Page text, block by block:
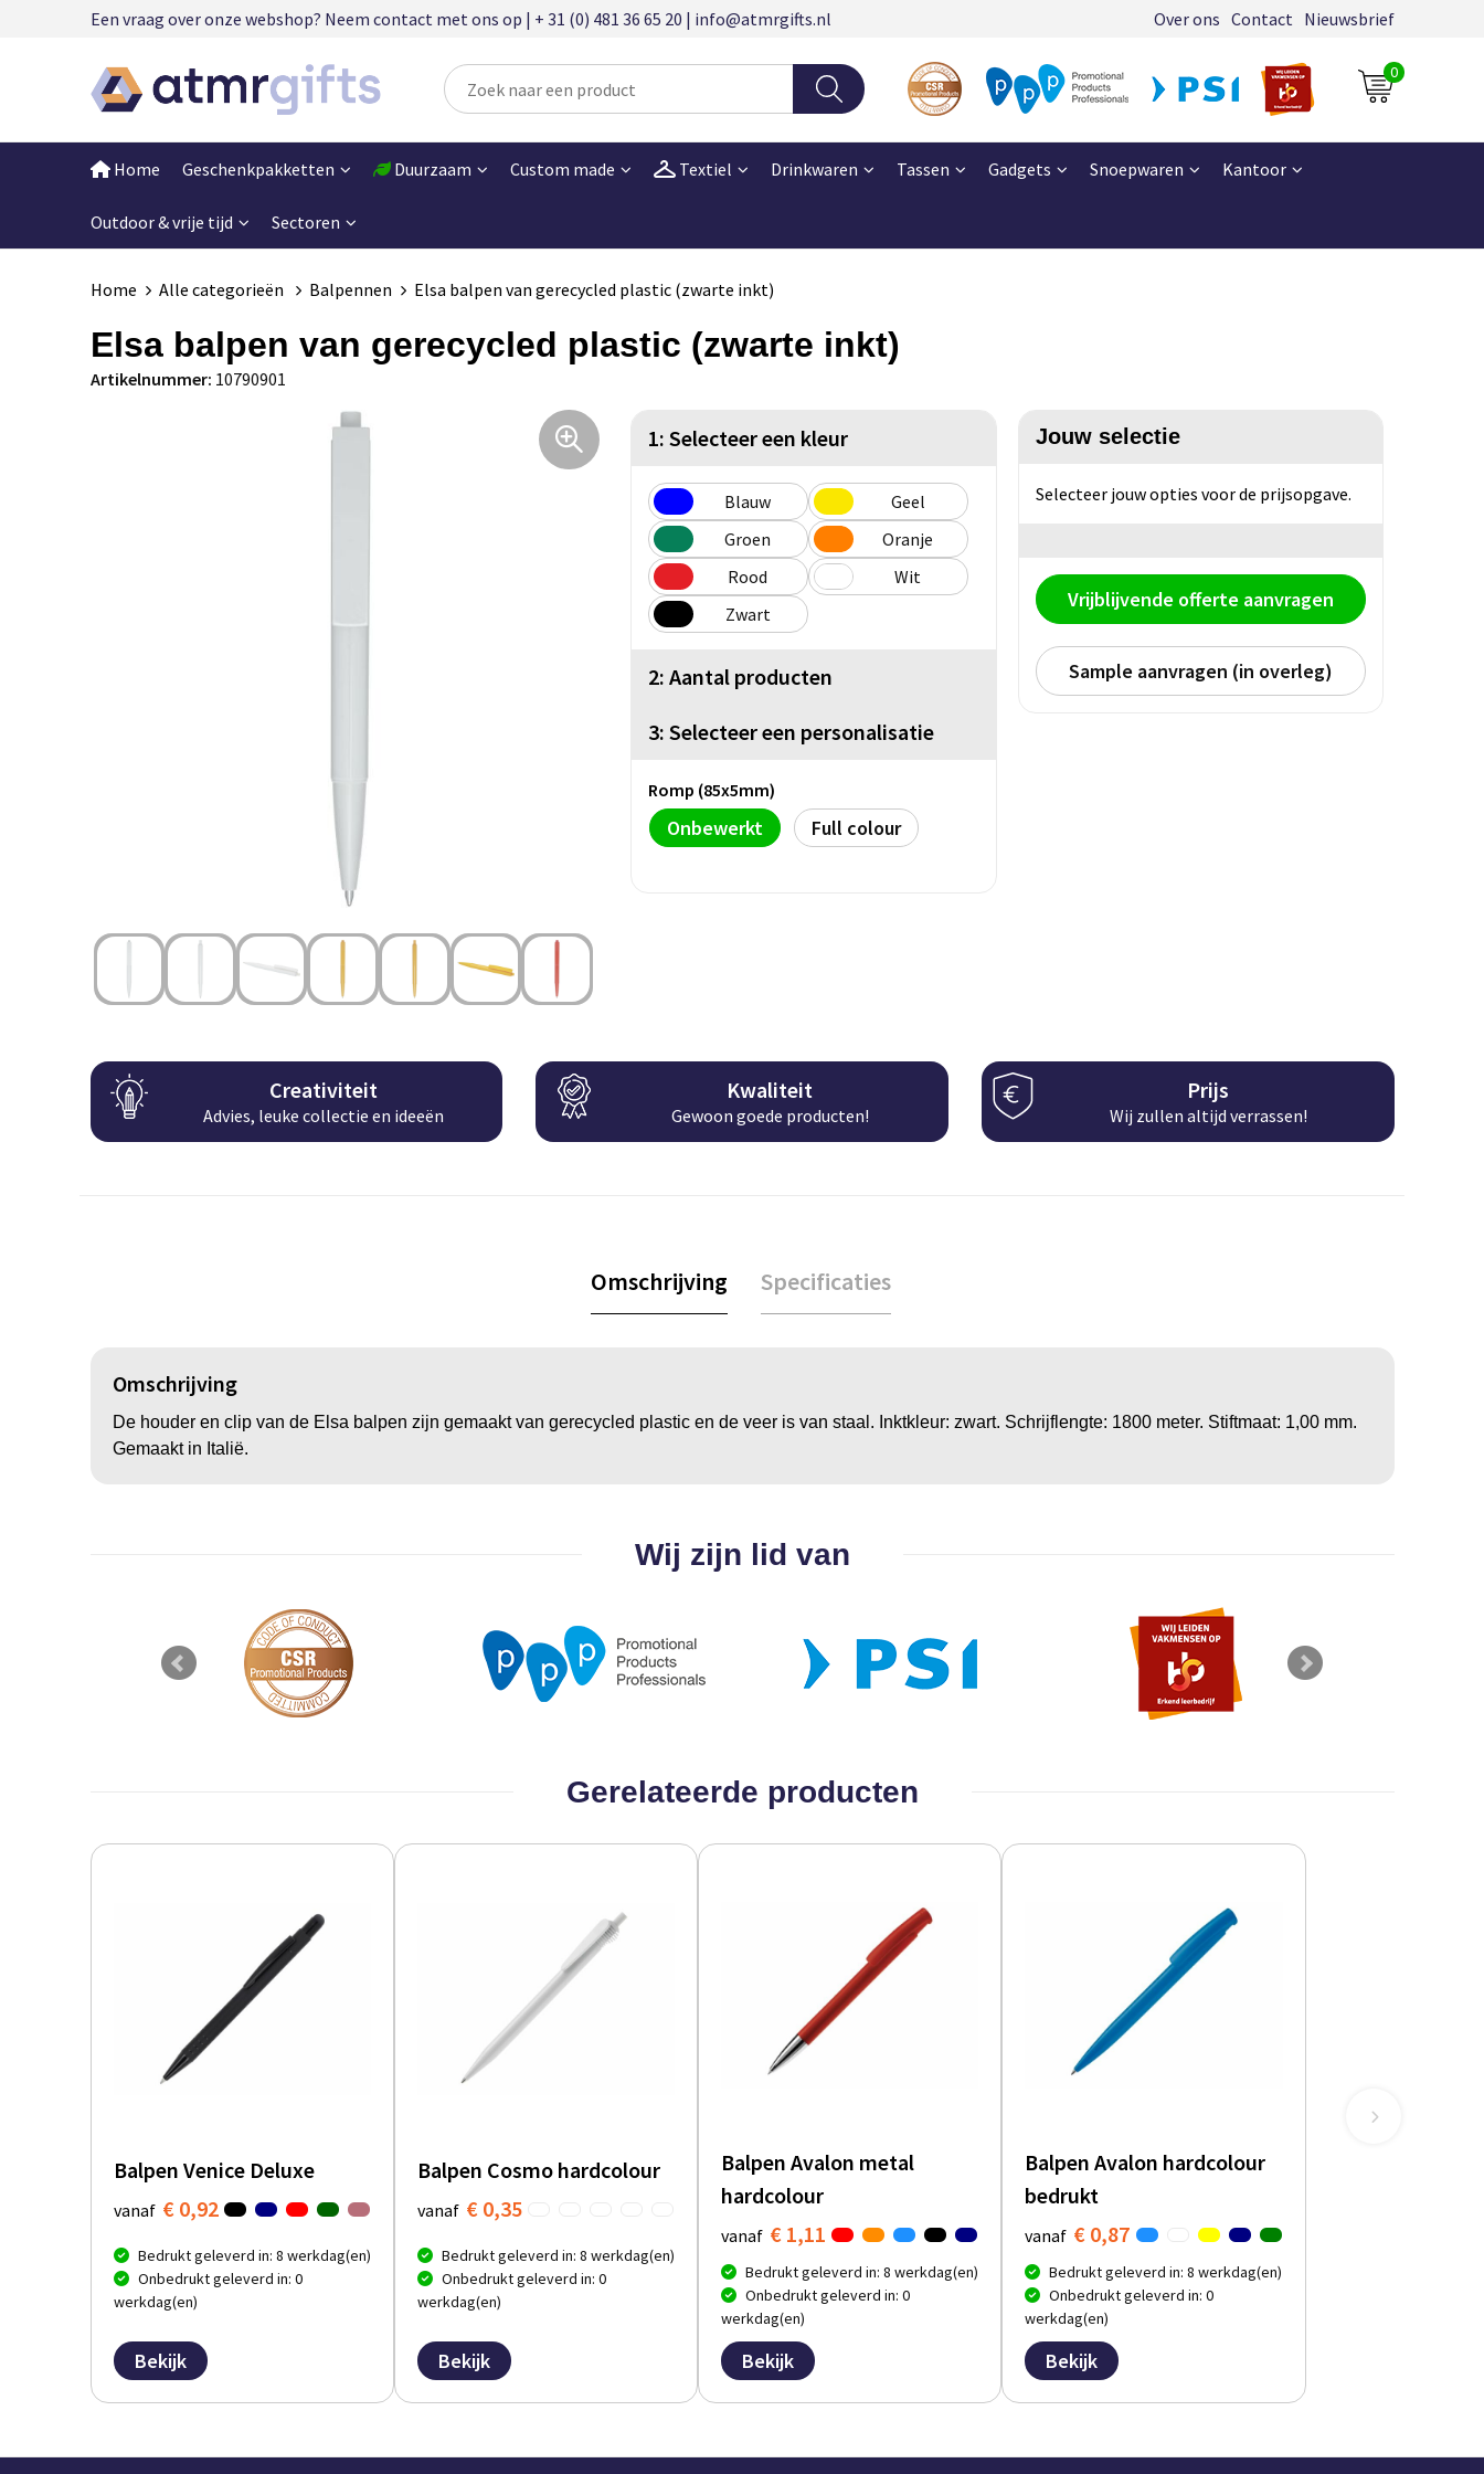
Een vraag over onze webshop? Neem contact met ons op | + 31 (0) 481 36 65 20 | info@atmrgifts.nl Over ons Contact Nieuwsbrief
0
Home Geschenkpakketten Duurzaam Custom made Textiel Drinkwaren Tassen Gadgets Snoepwaren Kantoor
Outdoor & vrije tijd Sectoren
Home Alle categorieën Balpennen Elsa balpen van gerecycled plastic (zwarte inkt)
Elsa balpen van gerecycled plastic (zwarte inkt)
Artikelnummer: 10790901
1: Selecteer een kleur
Blauw
Geel
Groen
Oranje
Rood
Wit
Zwart
2: Aantal producten
3: Selecteer een personalisatie
Romp (85x5mm)
Onbewerkt Full colour
Jouw selectie
Selecteer jouw opties voor de prijsopgave.
Vrijblijvende offerte aanvragen
Sample aanvragen (in overleg)
Creativiteit
Advies, leuke collectie en ideeën
Kwaliteit
Gewoon goede producten!
Prijs
Wij zullen altijd verrassen!
Omschrijving Specificaties
Omschrijving
De houder en clip van de Elsa balpen zijn gemaakt van gerecycled plastic en de veer is van staal. Inktkleur: zwart. Schrijflengte: 1800 meter. Stiftmaat: 1,00 mm.
Gemaakt in Italië.
Wij zijn lid van
Gerelateerde producten
Balpen Venice Deluxe
vanaf € 0,92
Bedrukt geleverd in: 8 werkdag(en)
Onbedrukt geleverd in: 0
werkdag(en)
Bekijk
Balpen Cosmo hardcolour
vanaf € 0,35
Bedrukt geleverd in: 8 werkdag(en)
Onbedrukt geleverd in: 0
werkdag(en)
Bekijk
Balpen Avalon metal
hardcolour
vanaf € 1,11
Bedrukt geleverd in: 8 werkdag(en)
Onbedrukt geleverd in: 0
werkdag(en)
Bekijk
Balpen Avalon hardcolour
bedrukt
vanaf € 0,87
Bedrukt geleverd in: 8 werkdag(en)
Onbedrukt geleverd in: 0
werkdag(en)
Bekijk